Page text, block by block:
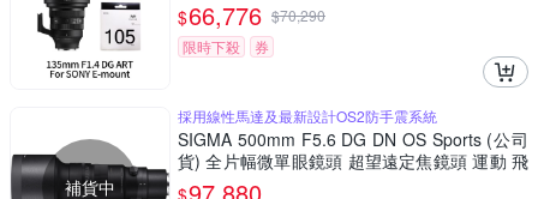
ONY E-mount (公司貨)
$66,776 $70,290
限時下殺
券
補貨中
採用線性馬達及最新設計OS2防手震系統
SIGMA 500mm F5.6 DG DN OS Sports (公司
貨) 全片幅微單眼鏡頭 超望遠定焦鏡頭 運動 飛
羽攝影 拍鳥